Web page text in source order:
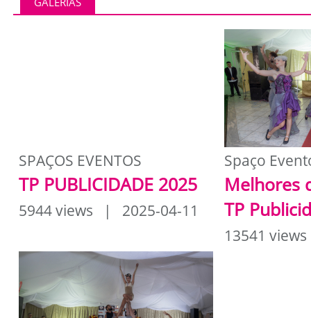
SPAÇOS EVENTOS
TP PUBLICIDADE 2025
5944 views | 2025-04-11
Spaço
Melhores
TP
13541